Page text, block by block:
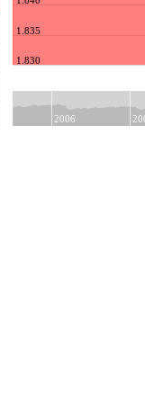
1.830
1.835
2006